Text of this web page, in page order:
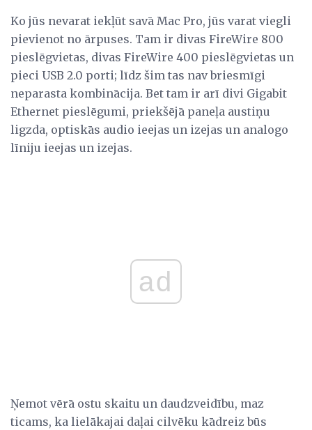
Ko jūs nevarat iekļūt savā Mac Pro, jūs varat viegli
pievienot no ārpuses. Tam ir divas FireWire 800
pieslēgvietas, divas FireWire 400 pieslēgvietas un
pieci USB 2.0 porti; līdz šim tas nav briesmīgi
neparasta kombinācija. Bet tam ir arī divi Gigabit
Ethernet pieslēgumi, priekšējā paneļa austiņu
ligzda, optiskās audio ieejas un izejas un analogo
līniju ieejas un izejas.
ad
Ņemot vērā ostu skaitu un daudzveidību, maz
ticams, ka lielākajai daļai cilvēku kādreiz būs